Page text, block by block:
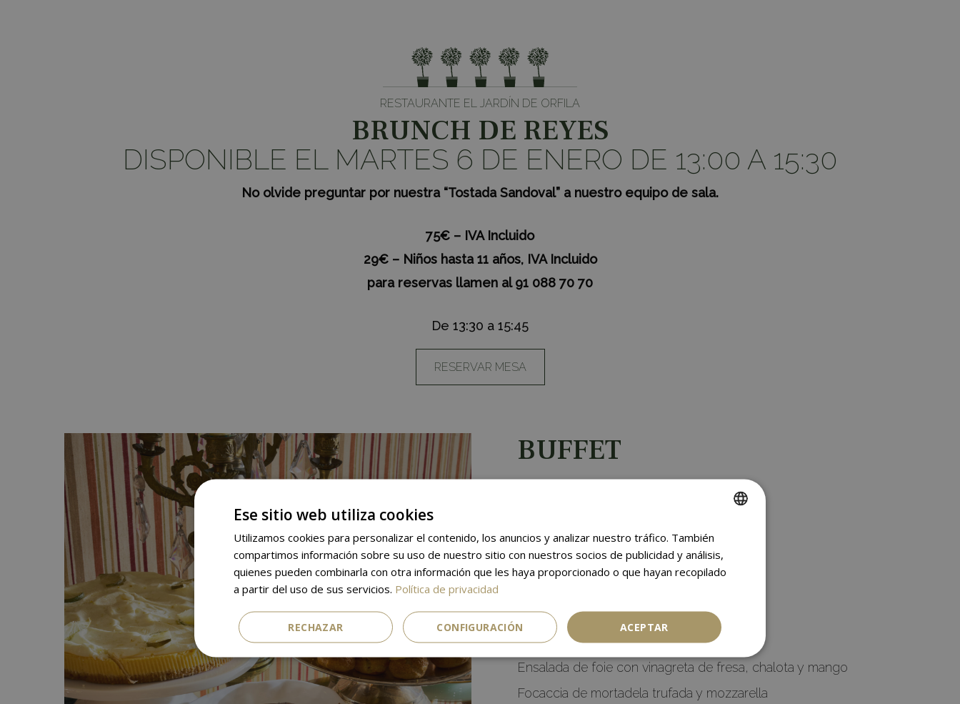
RESTAURANTE EL JARDÍN DE ORFILA
BRUNCH DE REYES
DISPONIBLE EL MARTES 6 DE ENERO DE 13:00 A 15:30
No olvide preguntar por nuestra “Tostada Sandoval” a nuestro equipo de sala.
75€ – IVA Incluido
29€ – Niños hasta 11 años, IVA Incluido
para reservas llamen al 91 088 70 70
De 13:30 a 15:45
RESERVAR MESA
BUFFET
Selección de ibéricos
Selección de quesos
Crudités
Crema de temporada
Ensalada de foie con vinagreta de fresa, chalota y mango
Focaccia de mortadela trufada y mozzarella
SPANISH
ENGLISH
Ese sitio web utiliza cookies
Utilizamos cookies para personalizar el contenido, los anuncios y analizar nuestro tráfico. También
compartimos información sobre su uso de nuestro sitio con nuestros socios de publicidad y análisis,
quienes pueden combinarla con otra información que les haya proporcionado o que hayan recopilado
a partir del uso de sus servicios. Política de privacidad
ACEPTAR
RECHAZAR CONFIGURACIÓN